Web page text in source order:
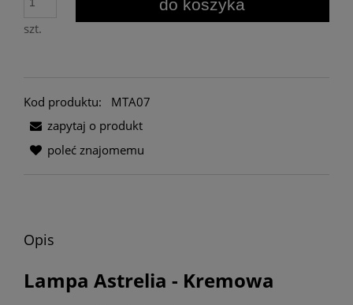
szt.
do koszyka
Kod produktu:
MTA07
zapytaj o produkt
poleć znajomemu
Opis
Lampa Astrelia - Kremowa